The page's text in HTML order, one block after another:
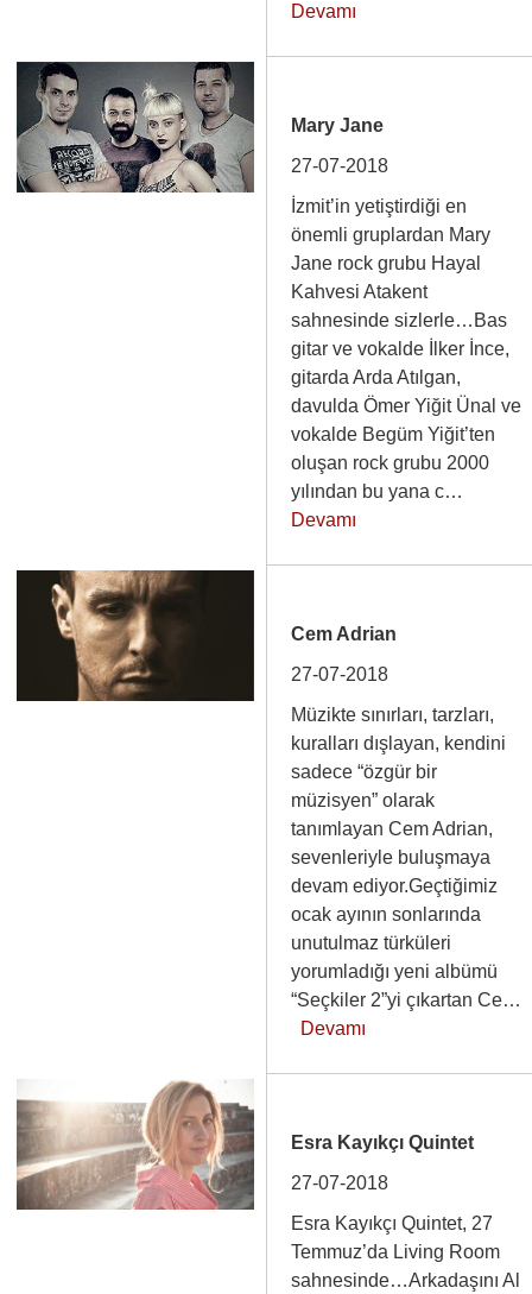
Devamı
Mary Jane
27-07-2018
İzmit’in yetiştirdiği en
önemli gruplardan Mary
Jane rock grubu Hayal
Kahvesi Atakent
sahnesinde sizlerle…Bas
gitar ve vokalde İlker İnce,
gitarda Arda Atılgan,
davulda Ömer Yiğit Ünal ve
vokalde Begüm Yiğit’ten
oluşan rock grubu 2000
yılından bu yana c…
Devamı
Cem Adrian
27-07-2018
Müzikte sınırları, tarzları,
kuralları dışlayan, kendini
sadece “özgür bir
müzisyen” olarak
tanımlayan Cem Adrian,
sevenleriyle buluşmaya
devam ediyor.Geçtiğimiz
ocak ayının sonlarında
unutulmaz türküleri
yorumladığı yeni albümü
“Seçkiler 2”yi çıkartan Ce…
Devamı
Esra Kayıkçı Quintet
27-07-2018
Esra Kayıkçı Quintet, 27
Temmuz’da Living Room
sahnesinde…Arkadaşını Al